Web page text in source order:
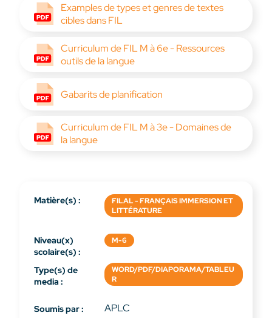
Examples de types et genres de textes
cibles dans FIL
Curriculum de FIL M à 6e - Ressources
outils de la langue
Gabarits de planification
Curriculum de FIL M à 3e - Domaines de
la langue
Matière(s) :
FILAL - FRANÇAIS IMMERSION ET
LITTÉRATURE
Niveau(x)
scolaire(s) :
M-6
Type(s) de
media :
WORD/PDF/DIAPORAMA/TABLEU
R
Soumis par : APLC